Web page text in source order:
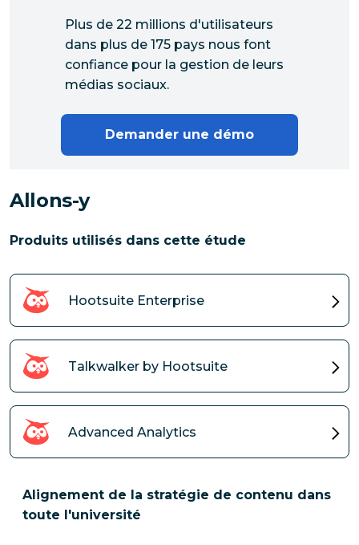
Allons-y
Produits utilisés dans cette étude
Hootsuite Enterprise
Talkwalker by Hootsuite
Advanced Analytics
Alignement de la stratégie de contenu dans
toute l'université
Plus de 22 millions d'utilisateurs
dans plus de 175 pays nous font
confiance pour la gestion de leurs
médias sociaux.
Demander une démo